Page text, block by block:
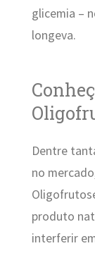
glicemia –
longeva.
Dentre
no
produto
interferir